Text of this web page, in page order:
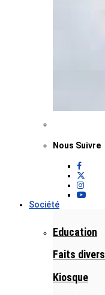
Nous Suivre
Société
Education
Faits divers
Kiosque